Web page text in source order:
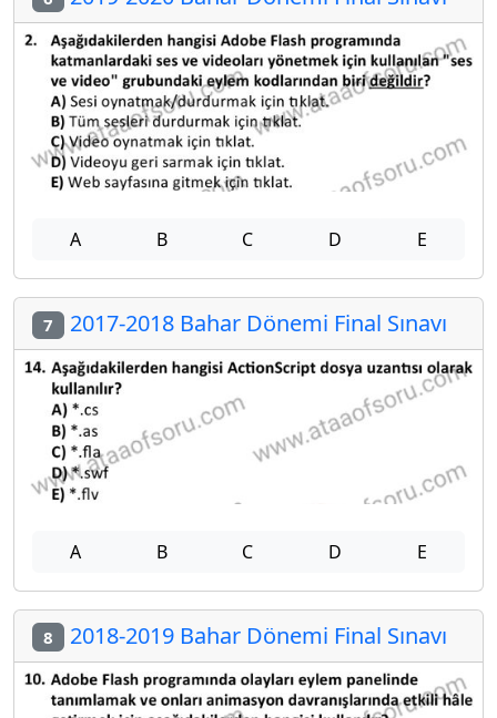
A B C D E
7 2017-2018 Bahar Dönemi Final Sınavı
A B C D E
8 2018-2019 Bahar Dönemi Final Sınavı